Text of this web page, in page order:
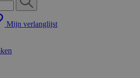
Mijn verlanglijst